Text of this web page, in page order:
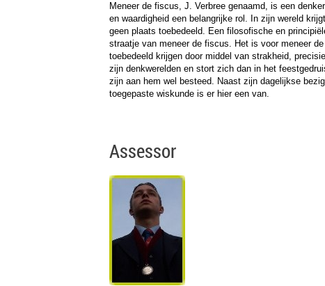
Meneer de fiscus, J. Verbree genaamd, is een
en waardigheid een belangrijke rol. In zijn wereld
geen plaats toebedeeld. Een filosofische en
straatje van meneer de fiscus. Het is voor meneer
toebedeeld krijgen door middel van strakheid,
zijn denkwerelden en stort zich dan in het
zijn aan hem wel besteed. Naast zijn dagelijkse
toegepaste wiskunde is er hier een van.
Assessor